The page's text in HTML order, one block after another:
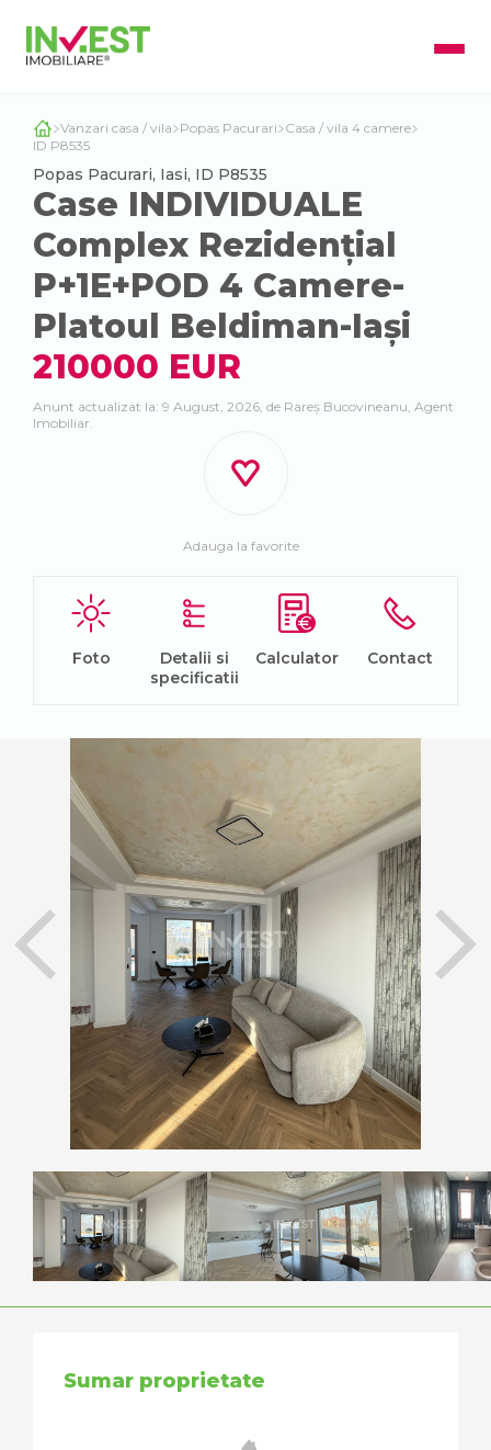
Vanzari casa / vila Popas Pacurari Casa / vila 4 camere
ID P8535
Popas Pacurari, Iasi, ID P8535
Case INDIVIDUALE
Complex Rezidențial
P+1E+POD 4 Camere-
Platoul Beldiman-Iași
210000 EUR
Anunt actualizat la: 9 August, 2026, de Rareș Bucovineanu, Agent
Imobiliar.
Adauga la favorite
Foto
Detalii si
specificatii
Calculator Contact
Sumar proprietate